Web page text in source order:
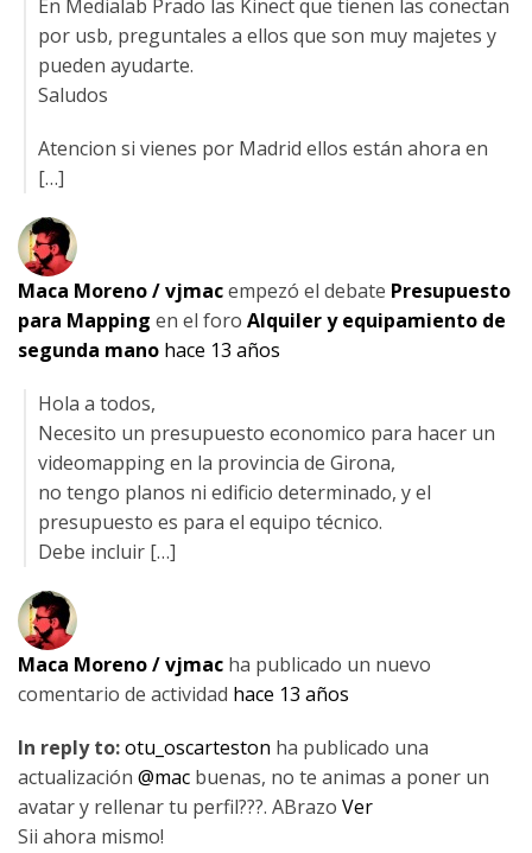
En Medialab Prado las Kinect que tienen las conectan
por usb, preguntales a ellos que son muy majetes y
pueden ayudarte.
Saludos
Atencion si vienes por Madrid ellos están ahora en
[…]
Maca Moreno / vjmacempezó el debate Presupuesto
para Mapping en el foro Alquiler y equipamiento de
segunda mano hace 13 años
Hola a todos,
Necesito un presupuesto economico para hacer un
videomapping en la provincia de Girona,
no tengo planos ni edificio determinado, y el
presupuesto es para el equipo técnico.
Debe incluir […]
Maca Moreno / vjmac ha publicado un nuevo
comentario de actividad hace 13 años
In reply to:otu_oscarteston ha publicado una
actualización @mac buenas, no te animas a poner un
avatar y rellenar tu perfil???. ABrazo Ver
Sii ahora mismo!